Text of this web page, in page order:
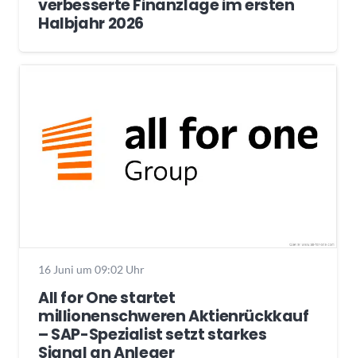
verbesserte Finanzlage im ersten
Halbjahr 2026
16 Juni um 09:02 Uhr
All for One startet
millionenschweren Aktienrückkauf
– SAP-Spezialist setzt starkes
Signal an Anleger